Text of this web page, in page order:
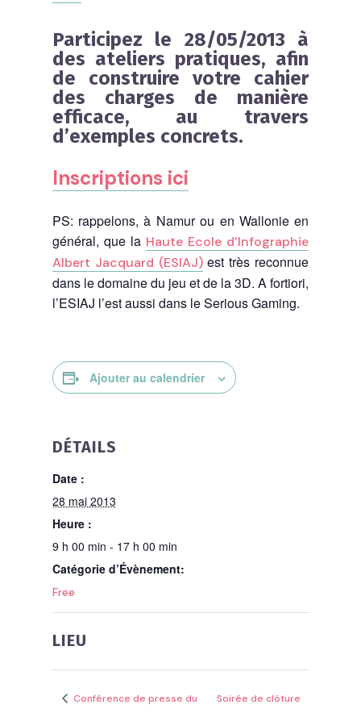
Participez le 28/05/2013 à
des ateliers pratiques, afin
de construire votre cahier
des charges de manière
efficace, au travers
d’exemples concrets.
Inscriptions ici
PS: rappelons, à Namur ou en Wallonie en
général, que la Haute Ecole d’Infographie
Albert Jacquard (ESIAJ)est très reconnue
dans le domaine du jeu et de la 3D. A fortiori,
l’ESIAJ l’est aussi dans le Serious Gaming.
Ajouter au calendrier
DÉTAILS
Date :
28 mai 2013
Heure :
9 h 00 min - 17 h 00 min
Catégorie d’Évènement:
Free
LIEU
Conférence de presse du
Soirée de clôture